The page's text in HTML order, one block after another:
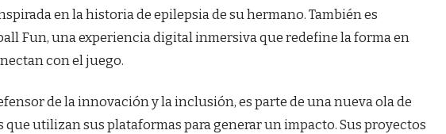
en la historia de epilepsia de su hermano. También es
Fun, una experiencia digital inmersiva que redefine la forma en
con el juego.
de la innovación y la inclusión, es parte de una nueva ola de
que utilizan sus plataformas para generar un impacto. Sus proyectos